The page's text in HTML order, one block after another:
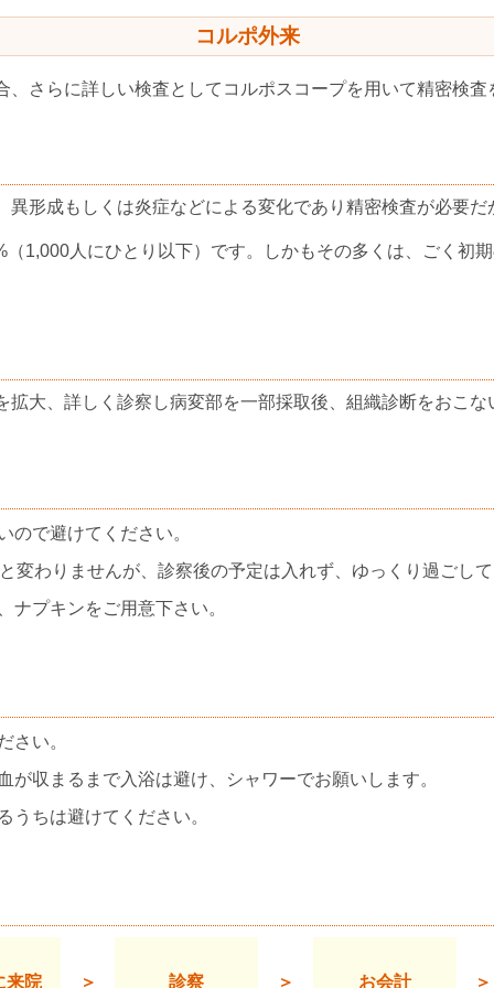
コルポ外来
さらに詳しい検査としてコルポスコープを用いて精密検査
形成もしくは炎症などによる変化であり精密検査が必要だ
1,000人にひとり以下）です。しかもその多くは、ごく初
大、詳しく診察し病変部を一部採取後、組織診断をおこな
ので避けてください。
変わりませんが、診察後の予定は入れず、ゆっくり過ごし
ナプキンをご用意下さい。
さい。
収まるまで入浴は避け、シャワーでお願いします。
うちは避けてください。
来院 ＞ 診察 ＞ お会計 ＞